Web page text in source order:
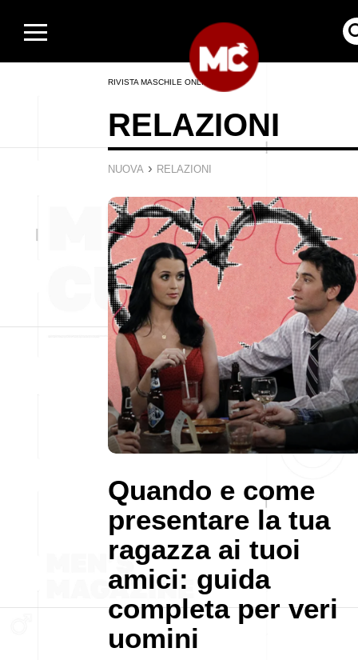
RIVISTA MASCHILE ONLINE
RELAZIONI
NUOVA › RELAZIONI
Quando e come
presentare la tua
ragazza ai tuoi
amici: guida
completa per veri
uomini